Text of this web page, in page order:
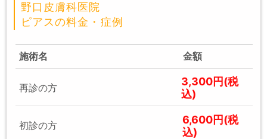
野口皮膚科医院
ピアスの料金・症例
施術名 金額
再診の方
3,300円(税
込)
初診の方
6,600円(税
込)